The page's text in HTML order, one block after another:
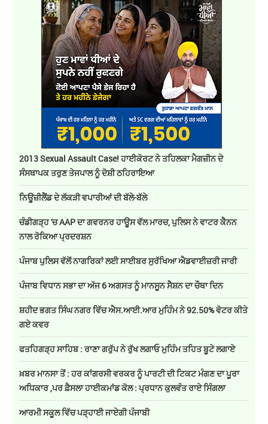
2013 Sexual Assault Case! ਹਾਈਕੋਰਟ ਨੇ ਤਹਿਲਕਾ ਮੈਗਜ਼ੀਨ ਦੇ
ਸੰਸਥਾਪਕ ਤਰੁਣ ਤੇਜਪਾਲ ਨੂੰ ਦੋਸ਼ੀ ਠਹਿਰਾਇਆ
ਨਿਊਜ਼ੀਲੈਂਡ ਦੇ ਲੱਕੜੀ ਵਪਾਰੀਆਂ ਦੀ ਬੱਲੇ-ਬੱਲੇ
ਚੰਡੀਗੜ੍ਹ 'ਚ AAP ਦਾ ਗਵਰਨਰ ਹਾਊਸ ਵੱਲ ਮਾਰਚ, ਪੁਲਿਸ ਨੇ ਵਾਟਰ ਕੈਨਨ
ਨਾਲ ਰੋਕਿਆ ਪ੍ਰਦਰਸ਼ਨ
ਪੰਜਾਬ ਪੁਲਿਸ ਵੱਲੋਂ ਨਾਗਰਿਕਾਂ ਲਈ ਸਾਈਬਰ ਸੁਰੱਖਿਆ ਐਡਵਾਈਜ਼ਰੀ ਜਾਰੀ
ਪੰਜਾਬ ਵਿਧਾਨ ਸਭਾ ਦਾ ਅੱਜ 6 ਅਗਸਤ ਨੂੰ ਮਾਨਸੂਨ ਸੈਸ਼ਨ ਦਾ ਚੌਥਾ ਦਿਨ
ਸ਼ਹੀਦ ਭਗਤ ਸਿੰਘ ਨਗਰ ਵਿੱਚ ਐਸ.ਆਈ.ਆਰ ਮੁਹਿੰਮ ਨੇ 92.50% ਵੋਟਰ ਕੀਤੇ
ਗਏ ਕਵਰ
ਫਤਹਿਗੜ੍ਹ ਸਾਹਿਬ : ਰਾਣਾ ਗਰੁੱਪ ਨੇ ਰੁੱਖ ਲਗਾਓ ਮੁਹਿੰਮ ਤਹਿਤ ਬੂਟੇ ਲਗਾਏ
ਖ਼ਬਰ ਮਾਨਸਾ ਤੋਂ : ਹਰ ਕਾਂਗਰਸੀ ਵਰਕਰ ਨੂੰ ਪਾਰਟੀ ਦੀ ਟਿਕਟ ਮੰਗਣ ਦਾ ਪੂਰਾ
ਅਧਿਕਾਰ ,ਪਰ ਫ਼ੈਸਲਾ ਹਾਈਕਮਾਂਡ ਕੋਲ : ਪ੍ਰਧਾਨ ਕੁਲਵੰਤ ਰਾਏ ਸਿੰਗਲਾ
ਆਰਮੀ ਸਕੂਲ ਵਿੱਚ ਪੜ੍ਹਾਈ ਜਾਏਗੀ ਪੰਜਾਬੀ